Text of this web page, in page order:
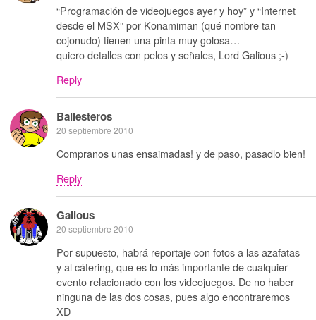
“Programación de videojuegos ayer y hoy” y “Internet
desde el MSX” por Konamiman (qué nombre tan
cojonudo) tienen una pinta muy golosa…
quiero detalles con pelos y señales, Lord Galious ;-)
Reply
Ballesteros
20 septiembre 2010
Compranos unas ensaimadas! y de paso, pasadlo bien!
Reply
Galious
20 septiembre 2010
Por supuesto, habrá reportaje con fotos a las azafatas
y al cátering, que es lo más importante de cualquier
evento relacionado con los videojuegos. De no haber
ninguna de las dos cosas, pues algo encontraremos
XD